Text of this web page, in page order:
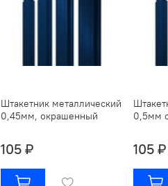
Штакетник металлический
0,45мм, окрашенный
105 ₽
0,5мм
105 ₽